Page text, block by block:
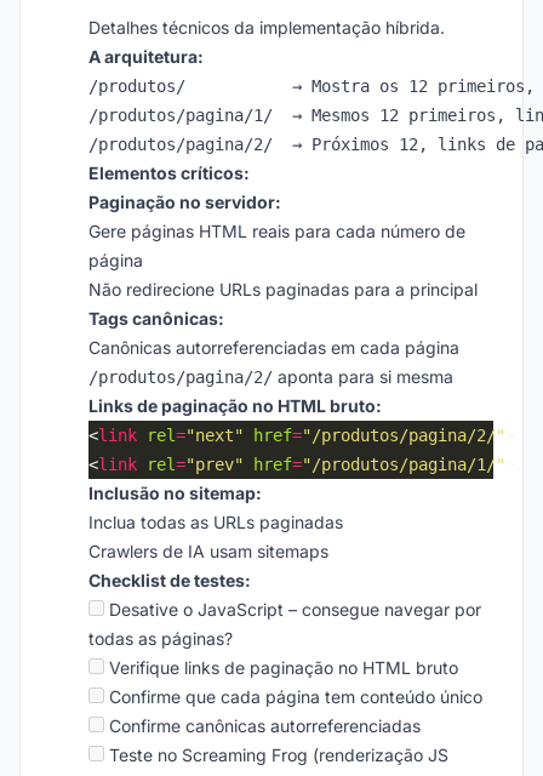
Detalhes técnicos da implementação híbrida.
A arquitetura:
/produtos/           → Mostra os 12 primeiros,
/produtos/pagina/1/  → Mesmos 12 primeiros,
Elementos críticos:
Paginação no servidor:
Gere páginas HTML reais para cada número de
página
Não redirecione URLs paginadas para a principal
Tags canônicas:
Canônicas autorreferenciadas em cada página
/produtos/pagina/2/ aponta para si mesma
Links de paginação no HTML bruto:
<link rel="next" href="/produtos/pagina/2/"
<link rel="prev" href="/produtos/pagina/1/"
Inclusão no sitemap:
Inclua todas as URLs paginadas
Crawlers de IA usam sitemaps
Checklist de testes:
Desative o JavaScript – consegue navegar por
todas as páginas?
Verifique links de paginação no HTML bruto
Confirme que cada página tem conteúdo único
Confirme canônicas autorreferenciadas
Teste no Screaming Frog (renderização JS